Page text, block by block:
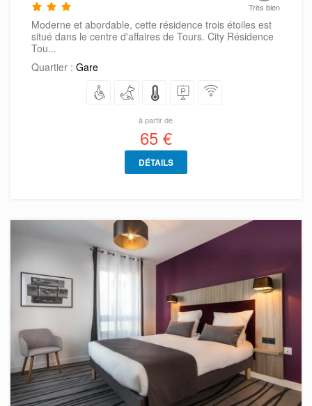
Très bien
Moderne et abordable, cette résidence trois étoiles est
situé dans le centre d'affaires de Tours. City Résidence
Tou...
Quartier : Gare
à partir de
65 €
DÉTAILS